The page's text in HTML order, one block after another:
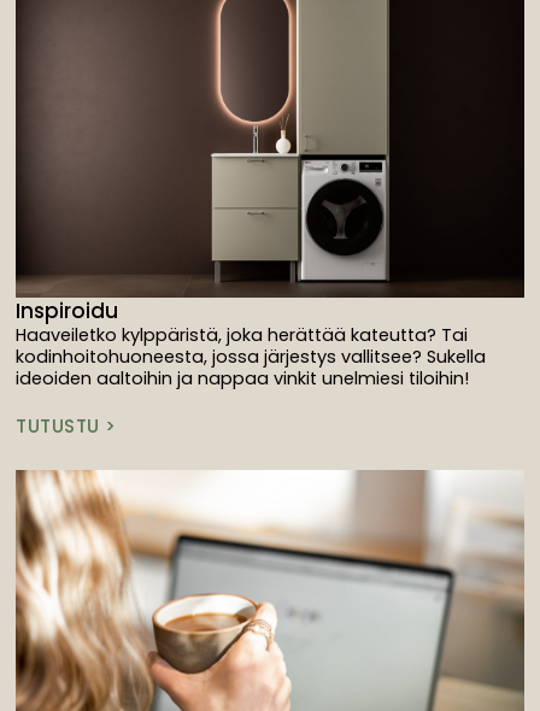
Inspiroidu
Haaveiletko kylppäristä, joka herättää kateutta? Tai
kodinhoitohuoneesta, jossa järjestys vallitsee? Sukella
ideoiden aaltoihin ja nappaa vinkit unelmiesi tiloihin!
TUTUSTU >